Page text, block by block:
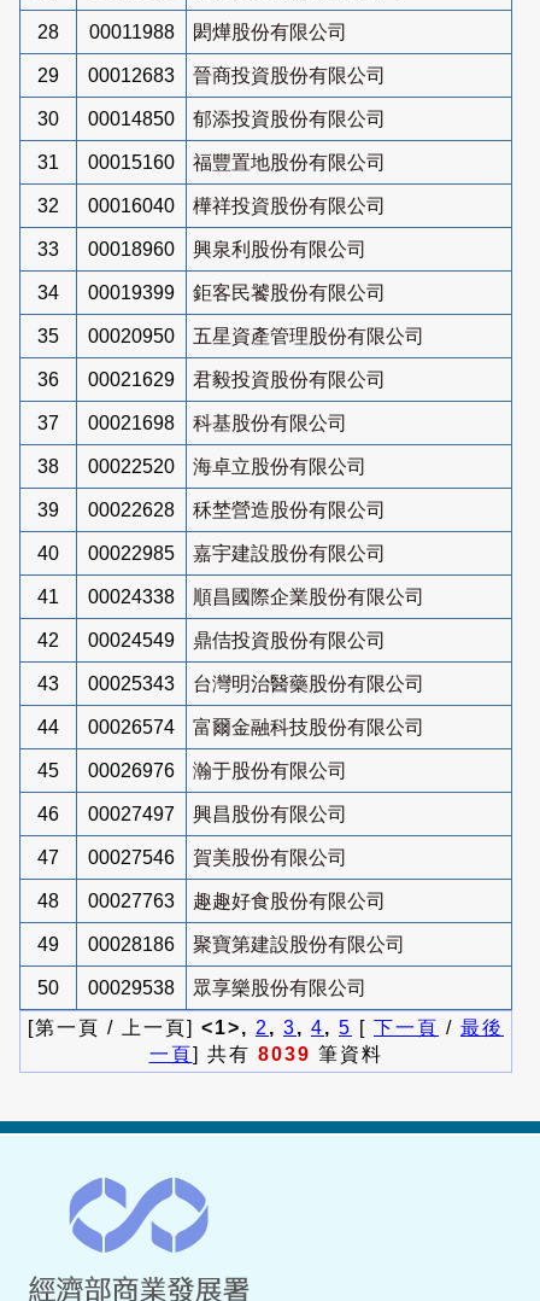
28 00011988 閎燁股份有限公司
29 00012683 晉商投資股份有限公司
30 00014850 郁添投資股份有限公司
31 00015160 福豐置地股份有限公司
32 00016040 樺祥投資股份有限公司
33 00018960 興泉利股份有限公司
34 00019399 鉅客民饕股份有限公司
35 00020950 五星資產管理股份有限公司
36 00021629 君毅投資股份有限公司
37 00021698 科基股份有限公司
38 00022520 海卓立股份有限公司
39 00022628 秝埜營造股份有限公司
40 00022985 嘉宇建設股份有限公司
41 00024338 順昌國際企業股份有限公司
42 00024549 鼎佶投資股份有限公司
43 00025343 台灣明治醫藥股份有限公司
44 00026574 富爾金融科技股份有限公司
45 00026976 瀚于股份有限公司
46 00027497 興昌股份有限公司
47 00027546 賀美股份有限公司
48 00027763 趣趣好食股份有限公司
49 00028186 聚寶第建設股份有限公司
50 00029538
眾享樂股份有限公司
[第一頁 / 上一頁] <1>, 2 , 3, 4, 5 [ 下一頁 / 最後
一頁] 共有 8039 筆資料